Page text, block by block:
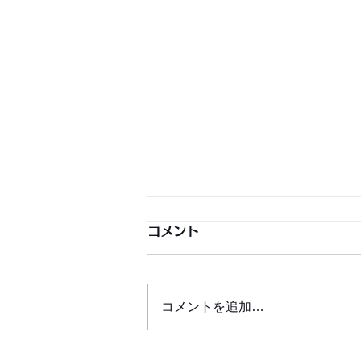
コメント
コメントを追加…